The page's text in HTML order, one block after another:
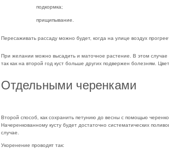
подкормка;
прищипывание.
Пересаживать рассаду можно будет, когда на улице воздух
При желании можно высадить и маточное растение. В этом
так как на второй год куст больше других подвержен болезням.
Отдельными черенками
Второй способ, как сохранить петунию до весны с помощью
Начеренкованному кусту будет достаточно систематических
случае.
Укоренение проводят так: